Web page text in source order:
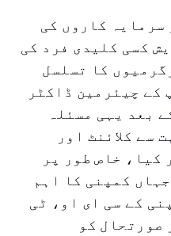
سرمایہ کاروں کی
کسی کلیدی فرد کی
کا تسلسل
کے چیئرمین ڈاکٹر
بعد یہی مسئلہ
سے کلائنٹ اور
کیا، خاص طور پر
کمپنی کا اہم
کے سی ای او، ٹی
صورتحال کو